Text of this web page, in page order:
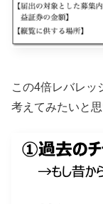
この4倍レバレッ
考えてみたいと思